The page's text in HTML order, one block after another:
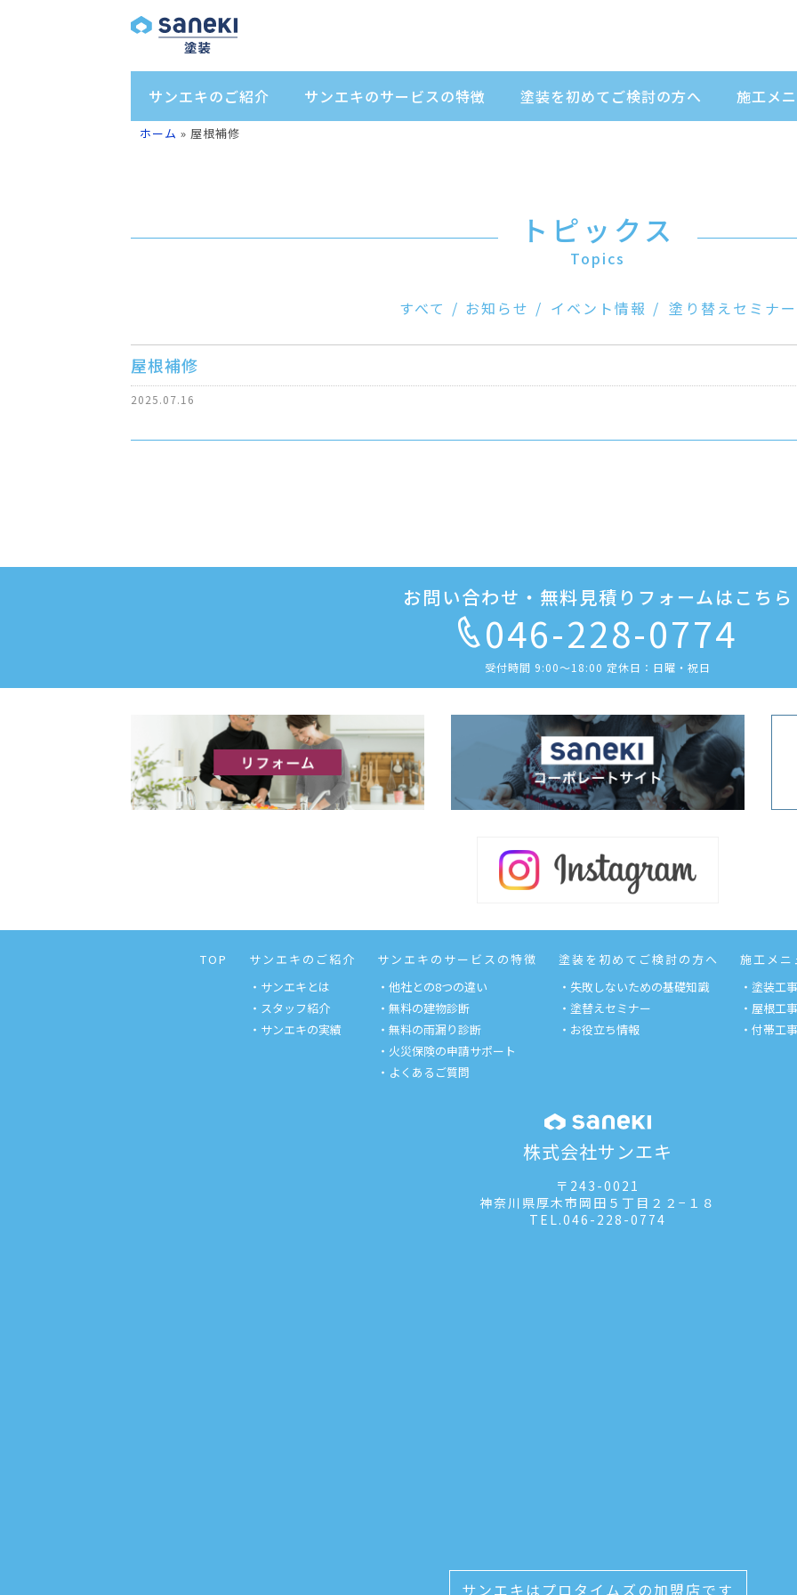
サンエキのご紹介 サンエキのサービスの特徴 塗装を初めてご検討の方へ 施工メ
ホーム » 屋根補修
トピックス
Topics
すべて お知らせ イベント情報 塗り替えセミナー
屋根補修
2025.07.16
お問い合わせ・無料見積りフォームはこちら
046-228-0774
受付時間 9:00〜18:00 定休日：日曜・祝日
TOP
サンエキのご紹介
・サンエキとは
・スタッフ紹介
・サンエキの実績
サンエキのサービスの特徴
・他社との8つの違い
・無料の建物診断
・無料の雨漏り診断
・火災保険の申請サポート
・よくあるご質問
塗装を初めてご検討の方へ
・失敗しないための基礎知識
・塗替えセミナー
・お役立ち情報
施工メニ
・塗装工事
・屋根工事
・付帯工事
株式会社サンエキ
〒243-0021
神奈川県厚木市岡田５丁目２２−１８
TEL.046-228-0774
サンエキはプロタイムズの加盟店です